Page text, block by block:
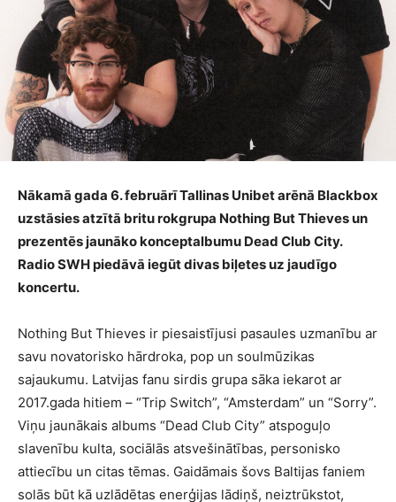
Nākamā gada 6. februārī Tallinas Unibet arēnā Blackbox
uzstāsies atzītā britu rokgrupa Nothing But Thieves un
prezentēs jaunāko konceptalbumu Dead Club City.
Radio SWH piedāvā iegūt divas biļetes uz jaudīgo
koncertu.
Nothing But Thieves ir piesaistījusi pasaules uzmanību ar
savu novatorisko hārdroka, pop un soulmūzikas
sajaukumu. Latvijas fanu sirdis grupa sāka iekarot ar
2017.gada hitiem – “Trip Switch”, “Amsterdam” un “Sorry”.
Viņu jaunākais albums “Dead Club City” atspoguļo
slavenību kulta, sociālās atsvešinātības, personisko
attiecību un citas tēmas. Gaidāmais šovs Baltijas faniem
solās būt kā uzlādētas enerģijas lādiņš, neiztrūkstot,